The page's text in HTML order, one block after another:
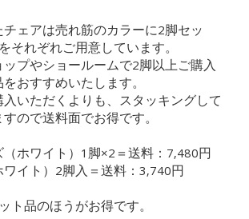
ェアは売れ筋のカラーに2脚セッ
それぞれご用意しています。
プやショールームで2脚以上ご購入
おすすめいたします。
入いただくよりも、スタッキングして
ので送料面でお得です。
ホワイト）1脚×2＝送料：7,480円
イト）2脚入＝送料：3,740円
ト品のほうがお得です。